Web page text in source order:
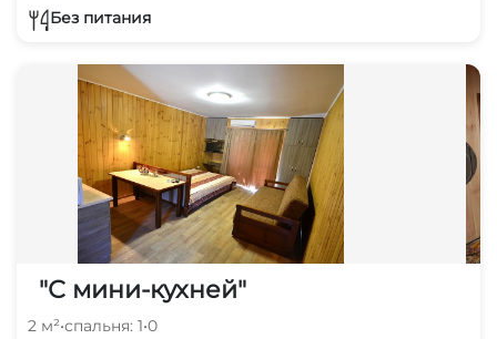
Без питания
"С мини-кухней"
2 м²•спальня: 1•0